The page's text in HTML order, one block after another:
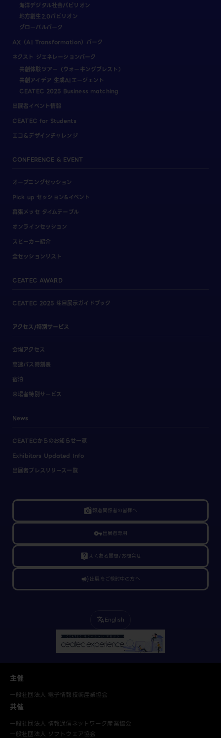
海洋デジタル社会パビリオン
地方創生2.0パビリオン
グローバルパーク
AX（AI Transformation）パーク
ネクスト ジェネレーションパーク
共創体験ツアー（ウォーキングブレスト）
共創アイデア 生成AIエージェント
CEATEC 2025 Business matching
出展者イベント情報
CEATEC for Students
エコ＆デザインチャレンジ
CONFERENCE & EVENT
オープニングセッション
Pick up セッション&イベント
幕張メッセ タイムテーブル
オンラインセッション
スピーカー紹介
全セッションリスト
CEATEC AWARD
CEATEC 2025 注目展示ガイドブック
アクセス/特別サービス
会場アクセス
高速バス時刻表
宿泊
来場者特別サービス
News
CEATECからのお知らせ一覧
Exhibitors Updated Info
出展者プレスリリース一覧
linked_camera報道関係者の皆様へ
vpn_key出展者専用
live_help よくある質問/お問合せ
campaign出展をご検討中の方へ
translateEnglish
主催
一般社団法人 電子情報技術産業協会
共催
一般社団法人 情報通信ネットワーク産業協会
一般社団法人 ソフトウェア協会